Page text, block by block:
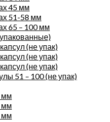
45 мм
51-58 мм
65 – 100 мм
(не упак)
(не упак)
(не упак)
51 – 100 (не упак)
мм
мм
мм